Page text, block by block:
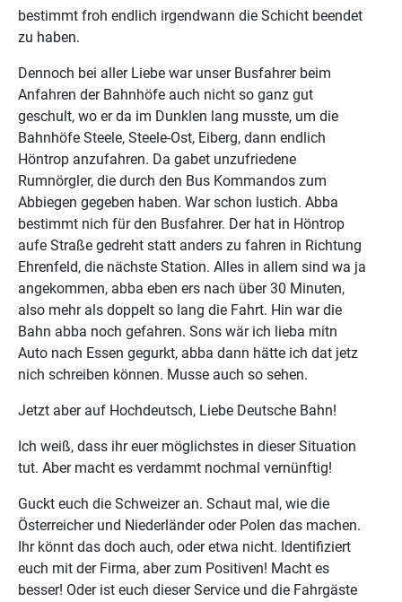
bestimmt froh endlich irgendwann die Schicht beendet
zu haben.
Dennoch bei aller Liebe war unser Busfahrer beim
Anfahren der Bahnhöfe auch nicht so ganz gut
geschult, wo er da im Dunklen lang musste, um die
Bahnhöfe Steele, Steele-Ost, Eiberg, dann endlich
Höntrop anzufahren. Da gabet unzufriedene
Rumnörgler, die durch den Bus Kommandos zum
Abbiegen gegeben haben. War schon lustich. Abba
bestimmt nich für den Busfahrer. Der hat in Höntrop
aufe Straße gedreht statt anders zu fahren in Richtung
Ehrenfeld, die nächste Station. Alles in allem sind wa ja
angekommen, abba eben ers nach über 30 Minuten,
also mehr als doppelt so lang die Fahrt. Hin war die
Bahn abba noch gefahren. Sons wär ich lieba mitn
Auto nach Essen gegurkt, abba dann hätte ich dat jetz
nich schreiben können. Musse auch so sehen.
Jetzt aber auf Hochdeutsch, Liebe Deutsche Bahn!
Ich weiß, dass ihr euer möglichstes in dieser Situation
tut. Aber macht es verdammt nochmal vernünftig!
Guckt euch die Schweizer an. Schaut mal, wie die
Österreicher und Niederländer oder Polen das machen.
Ihr könnt das doch auch, oder etwa nicht. Identifiziert
euch mit der Firma, aber zum Positiven! Macht es
besser! Oder ist euch dieser Service und die Fahrgäste